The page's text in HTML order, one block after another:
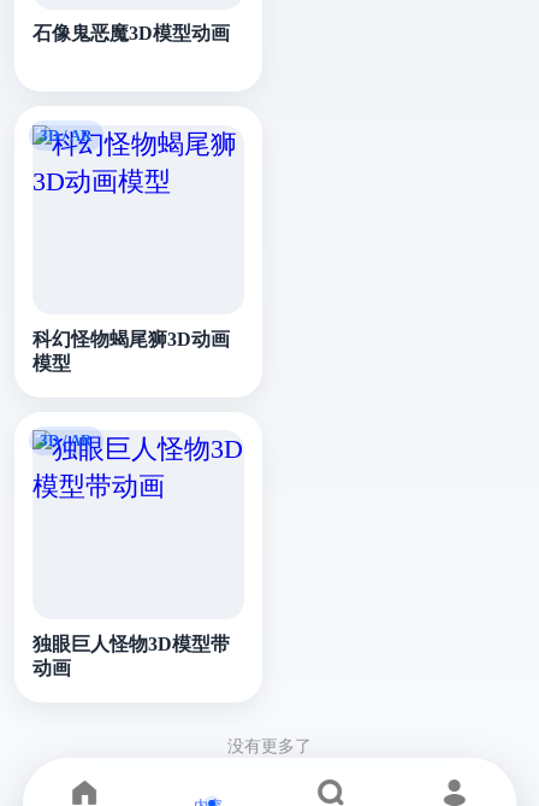
石像鬼恶魔3D模型动画
科幻怪物蝎尾狮3D动画
模型
独眼巨人怪物3D模型带
动画
没有更多了